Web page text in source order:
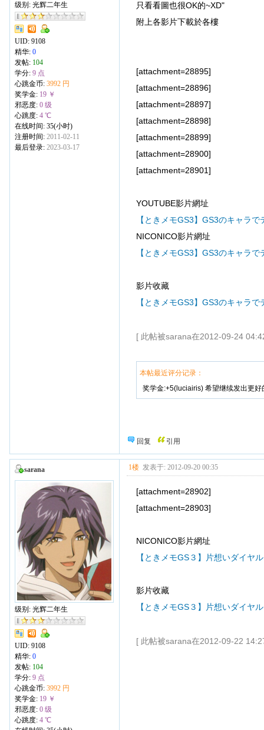
级别: 光辉二年生
UID: 9108
精华: 0
发帖: 104
学分: 9 点
心跳金币: 3992 円
奖学金: 19 ￥
邪恶度: 0 级
心跳度: 4 ℃
在线时间: 35(小时)
注册时间: 2011-02-11
最后登录: 2023-03-17
只看看圖也很OK的~XD"
附上各影片下載於各樓
[attachment=28895]
[attachment=28896]
[attachment=28897]
[attachment=28898]
[attachment=28899]
[attachment=28900]
[attachment=28901]
YOUTUBE影片網址
【ときメモGS3】GS3のキャラ
NICONICO影片網址
【ときメモGS3】GS3のキャラ
影片收藏
【ときメモGS3】GS3のキャラ
[ 此帖被sarana在2012-09-24
本帖最近评分记录：
奖学金:+5(luciairis) 希望继续发出更好
回复 引用
sarana
级别: 光辉二年生
UID: 9108
精华: 0
发帖: 104
学分: 9 点
心跳金币: 3992 円
奖学金: 19 ￥
邪恶度: 0 级
心跳度: 4 ℃
1楼 发表于: 2012-09-20 00:35
[attachment=28902]
[attachment=28903]
NICONICO影片網址
【ときメモGS３】片想いダイヤ
影片收藏
【ときメモGS３】片想いダイヤ
[ 此帖被sarana在2012-09-22